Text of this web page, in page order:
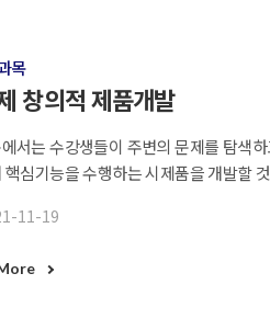
목
창의적 제품개발
서는 수강생들이 주변의 문제를 탐색
핵심기능을 수행하는 시제품을 개발할
고객 요구사항 목록을 작성 (2) 체계적
11-19